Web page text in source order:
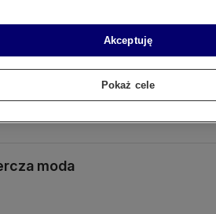
cena za kosmiczny
moda
Akceptuję
Pokaż cele